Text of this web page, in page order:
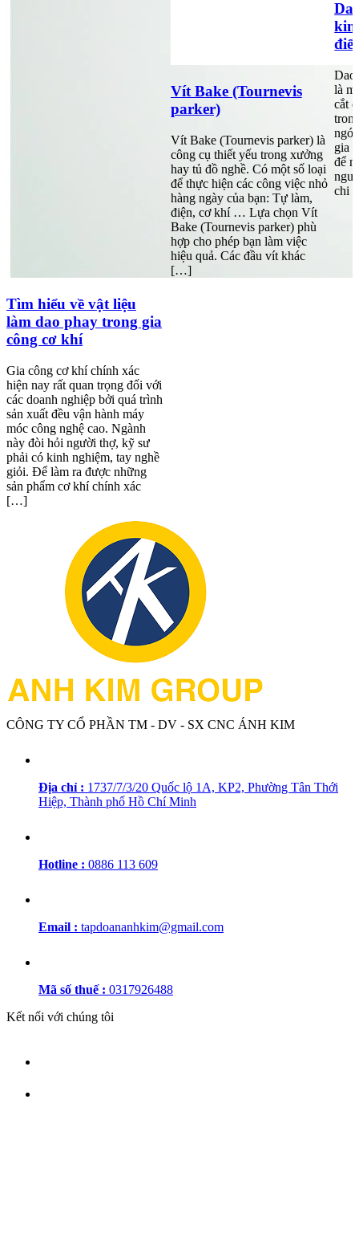
Tìm hiểu về vật liệu
làm dao phay trong gia
công cơ khí
Gia công cơ khí chính xác
hiện nay rất quan trọng đối với
các doanh nghiệp bởi quá trình
sản xuất đều vận hành máy
móc công nghệ cao. Ngành
này đòi hỏi người thợ, kỹ sư
phải có kinh nghiệm, tay nghề
giỏi. Để làm ra được những
sản phẩm cơ khí chính xác
[…]
Vít Bake (Tournevis
parker)
Vít Bake (Tournevis parker) là
công cụ thiết yếu trong xưởng
hay tủ đồ nghề. Có một số loại
để thực hiện các công việc nhỏ
hàng ngày của bạn: Tự làm,
điện, cơ khí … Lựa chọn Vít
Bake (Tournevis parker) phù
hợp cho phép bạn làm việc
hiệu quả. Các đầu vít khác
[…]
Dao
là
cắt
gia
để
chi
CÔNG TY CỔ PHẦN TM - DV - SX CNC ÁNH KIM
Địa chỉ : 1737/7/3/20 Quốc lộ 1A, KP2, Phường Tân Thới
Hiệp, Thành phố Hồ Chí Minh
Hotline : 0886 113 609
Email : tapdoananhkim@gmail.com
Mã số thuế : 0317926488
Kết nối với chúng tôi